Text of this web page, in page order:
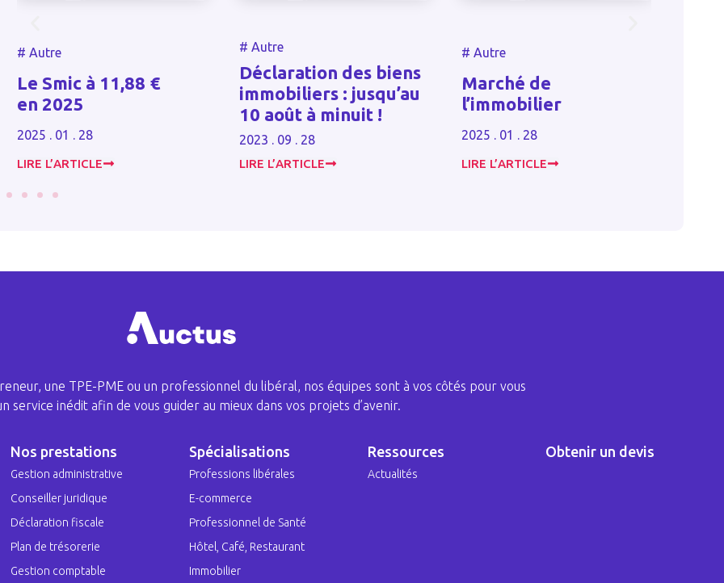
à 11,88 €
. 01 . 28
Déclaration des biens
immobiliers : jusqu’au
10 août à minuit !
2023 . 09 . 28
LIRE L’ARTICLE
Marché de
l’immobilier
2025 . 01 . 28
LIRE L’ARTICLE
une TPE-PME ou un professionnel du libéral, nos équipes sont à vos côtés pour vous
service inédit afin de vous guider au mieux dans vos projets d’avenir.
Nos prestations
Gestion administrative
Conseiller juridique
Déclaration fiscale
Plan de trésorerie
Gestion comptable
Spécialisations
Professions libérales
E-commerce
Professionnel de Santé
Hôtel, Café, Restaurant
Immobilier
Ressources
Actualités
Obtenir un devis